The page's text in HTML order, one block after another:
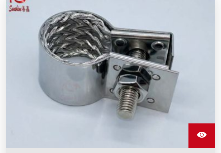
это вид крепления для нагревательных элементов из
карбида кремния и изготовлены из
высококачественной нержавеющей стали.